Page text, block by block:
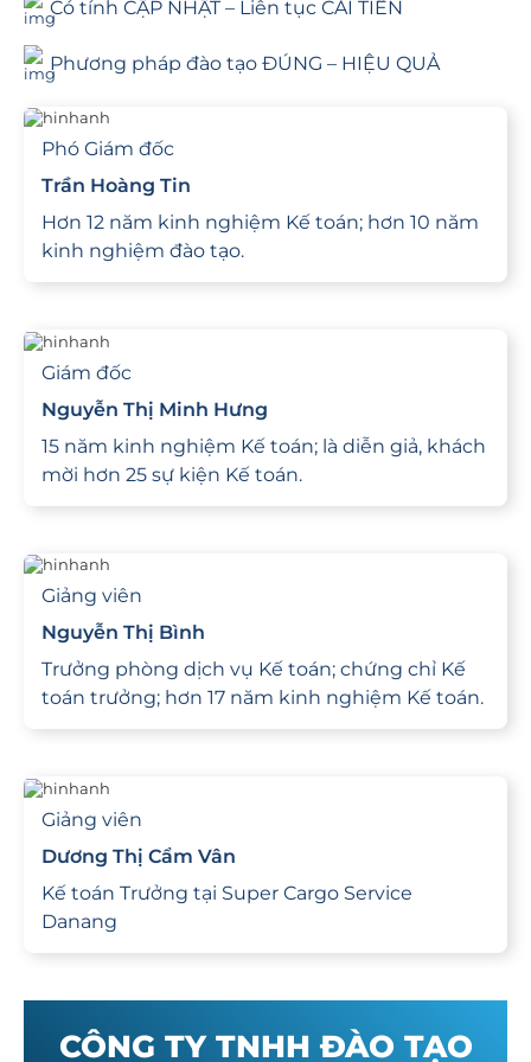
Có tính CẬP NHẬT – Liên tục CẢI TIẾN
Phương pháp đào tạo ĐÚNG – HIỆU QUẢ
Phó Giám đốc
Trần Hoàng Tin
Hơn 12 năm kinh nghiệm Kế toán; hơn 10 năm
kinh nghiệm đào tạo.
Giám đốc
Nguyễn Thị Minh Hưng
15 năm kinh nghiệm Kế toán; là diễn giả, khách
mời hơn 25 sự kiện Kế toán.
Giảng viên
Nguyễn Thị Bình
Trưởng phòng dịch vụ Kế toán; chứng chỉ Kế
toán trưởng; hơn 17 năm kinh nghiệm Kế toán.
Giảng viên
Dương Thị Cẩm Vân
Kế toán Trưởng tại Super Cargo Service
Danang
CÔNG TY TNHH ĐÀO TẠO